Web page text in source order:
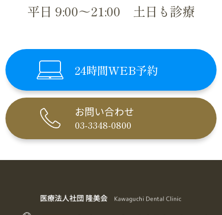
平日 9:00～21:00 土日も診療
24時間WEB予約
お問い合わせ
03-3348-0800